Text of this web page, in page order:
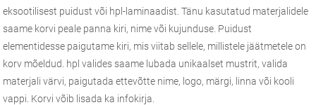
eksootilisest puidust või hpl-laminaadist. Tänu kasutatud materjalidele
saame korvi peale panna kiri, nime või kujunduse. Puidust
elementidesse paigutame kiri, mis viitab sellele, millistele jäätmetele on
korv mõeldud. hpl valides saame lubada unikaalset mustrit, valida
materjali värvi, paigutada ettevõtte nime, logo, märgi, linna või kooli
vappi. Korvi võib lisada ka infokirja.